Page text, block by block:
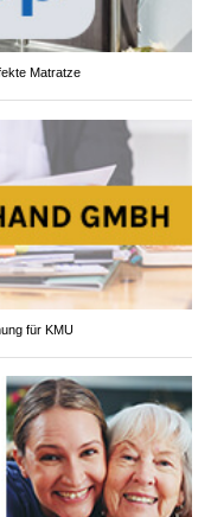
Matratze
für KMU